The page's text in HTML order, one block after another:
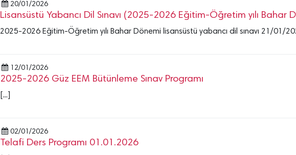
20/01/2026
Lisansüstü Yabancı Dil Sınavı (2025-2026 Eğitim-Öğretim yılı Bahar
2025-2026 Eğitim-Öğretim yılı Bahar Dönemi lisansüstü yabancı dil sınavı 21/01/
12/01/2026
2025-2026 Güz EEM Bütünleme Sınav Programı
[...]
02/01/2026
Telafi Ders Programı 01.01.2026